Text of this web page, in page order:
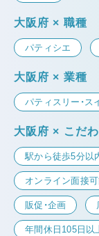
大阪府 × 職種
パティシエ
大阪府 × 業種
パティスリー・ス
大阪府 × こだわ
駅から徒歩5分以
オンライン面接
販促・企画
年間休日105日以